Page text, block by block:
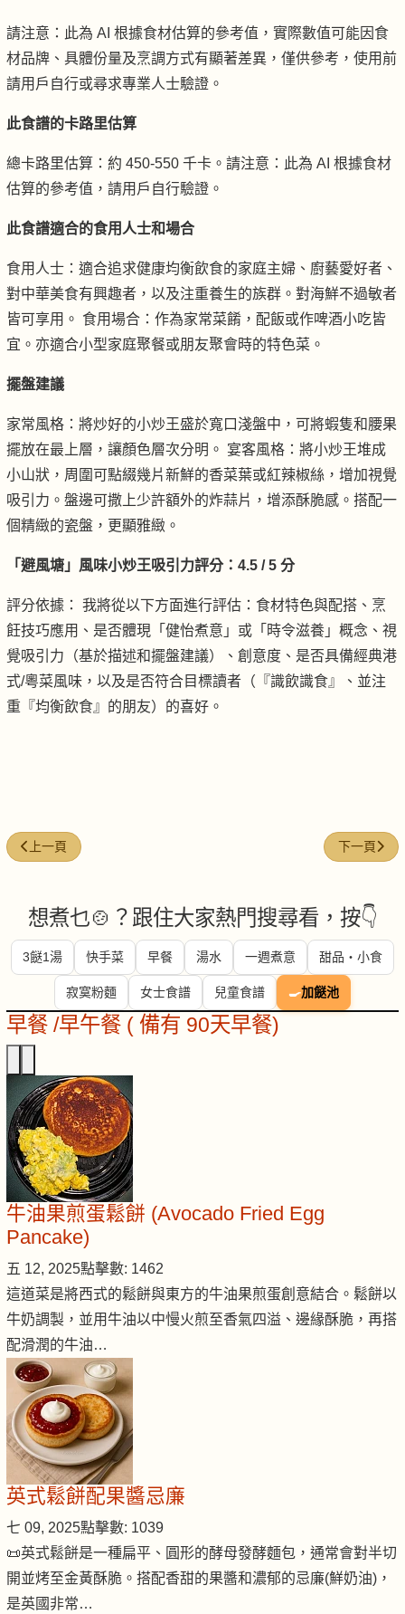
請注意：此為 AI 根據食材估算的參考值，實際數值可能因食
材品牌、具體份量及烹調方式有顯著差異，僅供參考，使用前
請用戶自行或尋求專業人士驗證。
此食譜的卡路里估算
總卡路里估算：約 450-550 千卡。請注意：此為 AI 根據食材
估算的參考值，請用戶自行驗證。
此食譜適合的食用人士和場合
食用人士：適合追求健康均衡飲食的家庭主婦、廚藝愛好者、
對中華美食有興趣者，以及注重養生的族群。對海鮮不過敏者
皆可享用。 食用場合：作為家常菜餚，配飯或作啤酒小吃皆
宜。亦適合小型家庭聚餐或朋友聚會時的特色菜。
擺盤建議
家常風格：將炒好的小炒王盛於寬口淺盤中，可將蝦隻和腰果
擺放在最上層，讓顏色層次分明。 宴客風格：將小炒王堆成
小山狀，周圍可點綴幾片新鮮的香菜葉或紅辣椒絲，增加視覺
吸引力。盤邊可撒上少許額外的炸蒜片，增添酥脆感。搭配一
個精緻的瓷盤，更顯雅緻。
「避風塘」風味小炒王吸引力評分：4.5 / 5 分
評分依據： 我將從以下方面進行評估：食材特色與配搭、烹
飪技巧應用、是否體現「健怡煮意」或「時令滋養」概念、視
覺吸引力（基於描述和擺盤建議）、創意度、是否具備經典港
式/粵菜風味，以及是否符合目標讀者（『識飲識食』、並注
重『均衡飲食』的朋友）的喜好。
上一篇文章: 蒜茸粉絲蒸開邊蝦
上一頁 下一篇文章
下一頁
想煮乜🍲？跟住大家熱門搜尋看，按👇
3餸1湯 快手菜 早餐 湯水 一週煮意 甜品・小食
寂寞粉麵 女士食譜 兒童食譜 🍳加餸池
早餐 /早午餐 ( 備有 90天早餐)
牛油果煎蛋鬆餅 (Avocado Fried Egg
Pancake)
五 12, 2025點擊數: 1462
這道菜是將西式的鬆餅與東方的牛油果煎蛋創意結合。鬆餅以
牛奶調製，並用牛油以中慢火煎至香氣四溢、邊緣酥脆，再搭
配滑潤的牛油…
英式鬆餅配果醬忌廉
七 09, 2025點擊數: 1039
📜英式鬆餅是一種扁平、圓形的酵母發酵麵包，通常會對半切
開並烤至金黃酥脆。搭配香甜的果醬和濃郁的忌廉(鮮奶油)，
是英國非常…